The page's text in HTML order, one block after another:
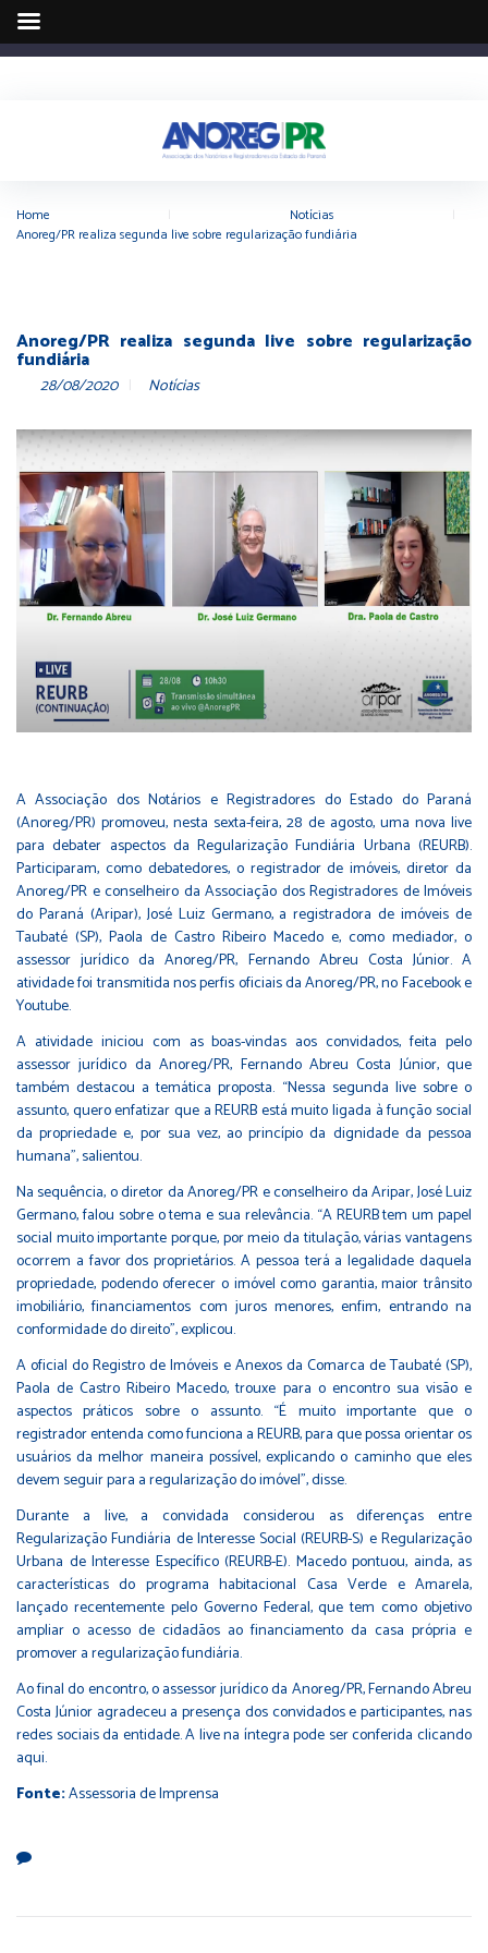
Home Notícias
Anoreg/PR realiza segunda live sobre regularização fundiária
Anoreg/PR realiza segunda live sobre regularização
fundiária
28/08/2020 Notícias
A Associação dos Notários e Registradores do Estado do Paraná
(Anoreg/PR) promoveu, nesta sexta-feira, 28 de agosto, uma nova live
para debater aspectos da Regularização Fundiária Urbana (REURB).
Participaram, como debatedores, o registrador de imóveis, diretor da
Anoreg/PR e conselheiro da Associação dos Registradores de Imóveis
do Paraná (Aripar), José Luiz Germano, a registradora de imóveis de
Taubaté (SP), Paola de Castro Ribeiro Macedo e, como mediador, o
assessor jurídico da Anoreg/PR, Fernando Abreu Costa Júnior. A
atividade foi transmitida nos perfis oficiais da Anoreg/PR, no Facebook e
Youtube.
A atividade iniciou com as boas-vindas aos convidados, feita pelo
assessor jurídico da Anoreg/PR, Fernando Abreu Costa Júnior, que
também destacou a temática proposta. “Nessa segunda live sobre o
assunto, quero enfatizar que a REURB está muito ligada à função social
da propriedade e, por sua vez, ao princípio da dignidade da pessoa
humana”, salientou.
Na sequência, o diretor da Anoreg/PR e conselheiro da Aripar, José Luiz
Germano, falou sobre o tema e sua relevância. “A REURB tem um papel
social muito importante porque, por meio da titulação, várias vantagens
ocorrem a favor dos proprietários. A pessoa terá a legalidade daquela
propriedade, podendo oferecer o imóvel como garantia, maior trânsito
imobiliário, financiamentos com juros menores, enfim, entrando na
conformidade do direito”, explicou.
A oficial do Registro de Imóveis e Anexos da Comarca de Taubaté (SP),
Paola de Castro Ribeiro Macedo, trouxe para o encontro sua visão e
aspectos práticos sobre o assunto. “É muito importante que o
registrador entenda como funciona a REURB, para que possa orientar os
usuários da melhor maneira possível, explicando o caminho que eles
devem seguir para a regularização do imóvel”, disse.
Durante a live, a convidada considerou as diferenças entre
Regularização Fundiária de Interesse Social (REURB-S) e Regularização
Urbana de Interesse Específico (REURB-E). Macedo pontuou, ainda, as
características do programa habitacional Casa Verde e Amarela,
lançado recentemente pelo Governo Federal, que tem como objetivo
ampliar o acesso de cidadãos ao financiamento da casa própria e
promover a regularização fundiária.
Ao final do encontro, o assessor jurídico da Anoreg/PR, Fernando Abreu
Costa Júnior agradeceu a presença dos convidados e participantes, nas
redes sociais da entidade. A live na íntegra pode ser conferida clicando
aqui.
Fonte:Assessoria de Imprensa